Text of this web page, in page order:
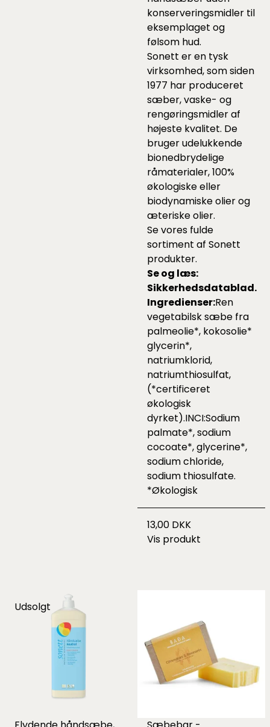
konserveringsmidler til
eksemplaget og
følsom hud.
Sonett er en tysk
virksomhed, som siden
1977 har produceret
sæber, vaske- og
rengøringsmidler af
højeste kvalitet. De
bruger udelukkende
bionedbrydelige
råmaterialer, 100%
økologiske eller
biodynamiske olier og
æteriske olier.
Se vores fulde
sortiment af Sonett
produkter.
Se og læs:
Sikkerhedsdatablad.
Ingredienser:Ren
vegetabilsk sæbe fra
palmeolie*, kokosolie*
glycerin*,
natriumklorid,
natriumthiosulfat,
(*certificeret
økologisk
dyrket).INCI:Sodium
palmate*, sodium
cocoate*, glycerine*,
sodium chloride,
sodium thiosulfate.
*Økologisk
13,00 DKK
Vis produkt
Udsolgt